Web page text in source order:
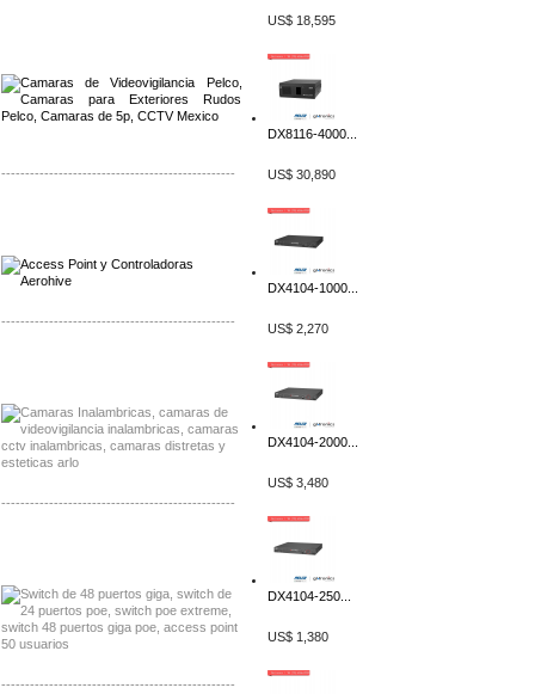
-------------------------------------------------
-------------------------------------------------
-------------------------------------------------
-------------------------------------------------
US$ 18,595
DX8116-4000...
US$ 30,890
DX4104-1000...
US$ 2,270
DX4104-2000...
US$ 3,480
DX4104-250...
US$ 1,380